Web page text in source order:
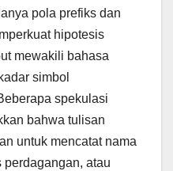
pola prefiks dan
hipotesis
mewakili bahasa
simbol
spekulasi
bahwa tulisan
untuk mencatat nama
perdagangan, atau